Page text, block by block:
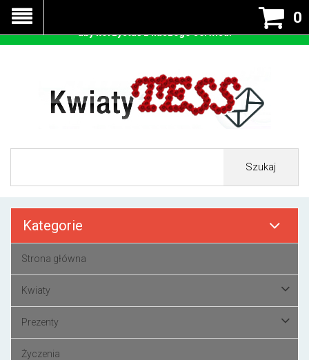
0
Szukaj
Kategorie
Strona główna
Kwiaty
Prezenty
Życzenia
Nasza strona korzysta z cookies - czyli tzw ciastek w celu
prawidłowego działania. Zaakceptuj przyjmowanie cookies
aby korzystać z naszego serwisu.